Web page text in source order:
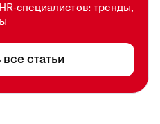
специалистов: тренды,
статьи